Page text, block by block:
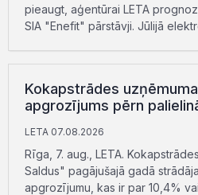
pieaugt, aģentūrai LETA
SIA "Enefit" pārstāvji. Jūlijā
Kokapstrādes
apgrozījums pērn
LETA 07.08.2026
Rīga, 7. aug., LETA.
Saldus" pagājušajā gadā
apgrozījumu, kas ir par 10,4%